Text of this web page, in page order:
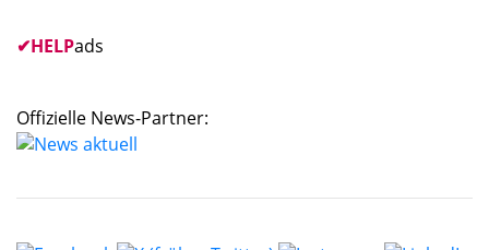
✔HELPads
Offizielle News-Partner: